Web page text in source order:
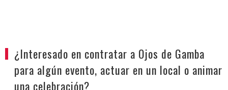
¿Interesado en contratar a Ojos de Gamba
para algún evento, actuar en un local o animar
una celebración?